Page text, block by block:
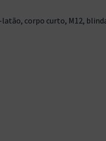
corpo curto, M12,